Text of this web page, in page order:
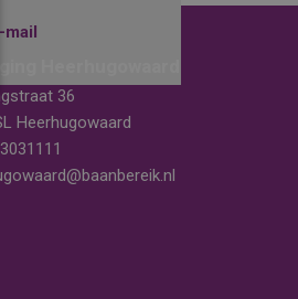
mail
36
Heerhugowaard